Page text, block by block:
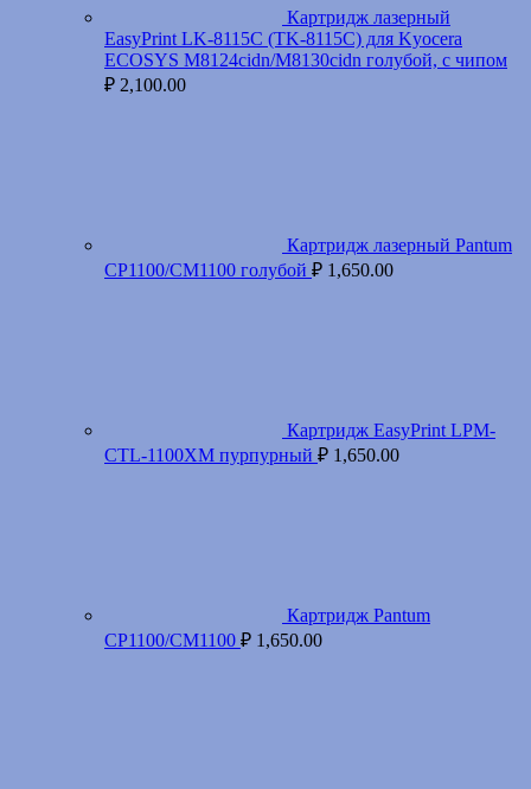
Картридж лазерный
EasyPrint LK-8115C (TK-8115C) для Kyocera
ECOSYS M8124cidn/M8130cidn голубой, с чипом
₽ 2,100.00
Картридж лазерный Pantum
CP1100/CM1100 голубой ₽ 1,650.00
Картридж EasyPrint LPM-
CTL-1100XM пурпурный ₽ 1,650.00
Картридж Pantum
CP1100/CM1100 ₽ 1,650.00